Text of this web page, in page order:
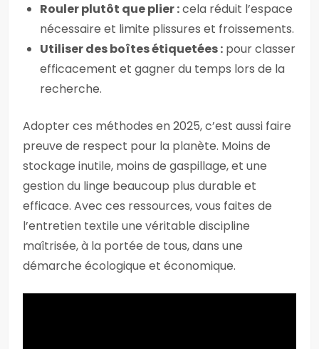
Rouler plutôt que plier :cela réduit l’espace
nécessaire et limite plissures et froissements.
Utiliser des boîtes étiquetées : pour classer
efficacement et gagner du temps lors de la
recherche.
Adopter ces méthodes en 2025, c’est aussi faire
preuve de respect pour la planète. Moins de
stockage inutile, moins de gaspillage, et une
gestion du linge beaucoup plus durable et
efficace. Avec ces ressources, vous faites de
l’entretien textile une véritable discipline
maîtrisée, à la portée de tous, dans une
démarche écologique et économique.